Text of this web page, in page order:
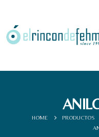
HOME PRODUCTOS